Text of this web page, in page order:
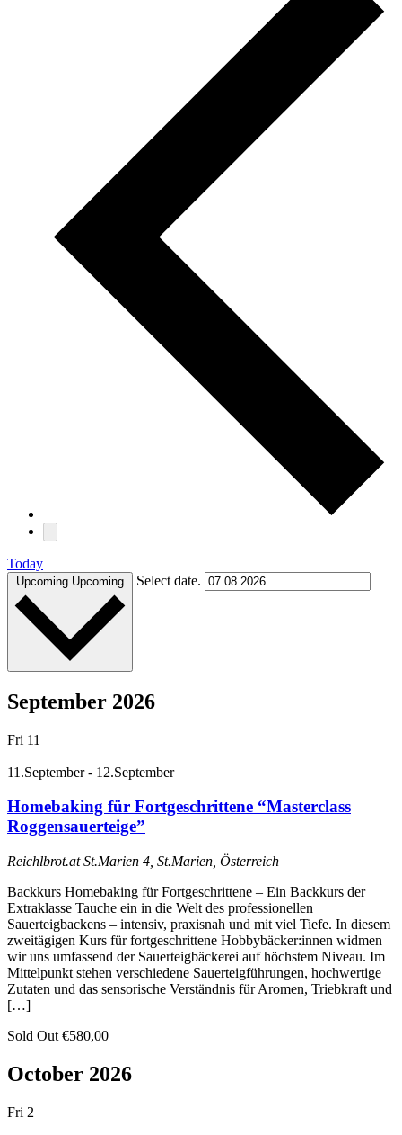
Today
Upcoming Upcoming Select date.
September 2026
Fri 11
11.September- 12.September
Homebaking für Fortgeschrittene “Masterclass
Roggensauerteige”
Reichlbrot.atSt.Marien 4, St.Marien, Österreich
Backkurs Homebaking für Fortgeschrittene – Ein Backkurs der
Extraklasse Tauche ein in die Welt des professionellen
Sauerteigbackens – intensiv, praxisnah und mit viel Tiefe. In diesem
zweitägigen Kurs für fortgeschrittene Hobbybäcker:innen widmen
wir uns umfassend der Sauerteigbäckerei auf höchstem Niveau. Im
Mittelpunkt stehen verschiedene Sauerteigführungen, hochwertige
Zutaten und das sensorische Verständnis für Aromen, Triebkraft und
[…]
Sold Out €580,00
October 2026
Fri 2